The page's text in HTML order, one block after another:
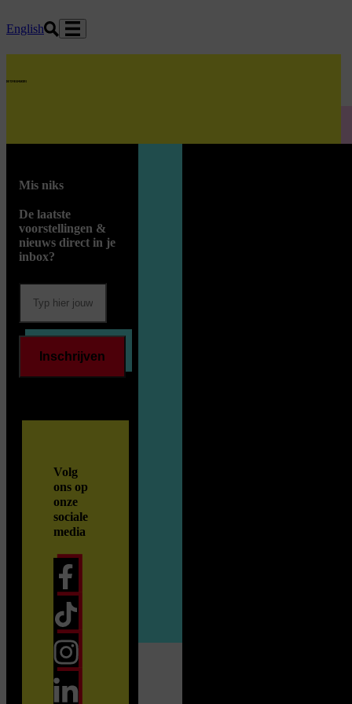
English
home
Mis niks
De laatste
voorstellingen &
nieuws direct in je
inbox?
Inschrijven
Volg
ons op
onze
sociale
media